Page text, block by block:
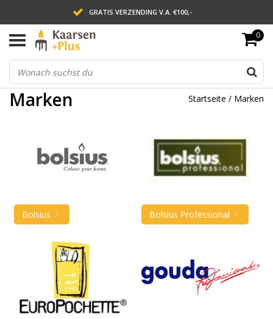
GRATIS VERZENDING V.A. €100,-
LEVERING BINNEN 2 WERKDAGEN
ACHTERAF BETALEN VIA AFTERPAY
0
Marken Startseite / Marken
Bolsius Bolsius Professional